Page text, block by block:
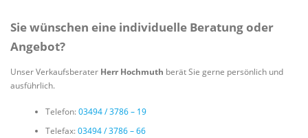
Sie wünschen eine individuelle Beratung oder
Angebot?
Unser Verkaufsberater Herr Hochmuth berät Sie gerne persönlich und
ausführlich.
Telefon:03494 / 3786 – 19
Telefax:03494 / 3786 – 66